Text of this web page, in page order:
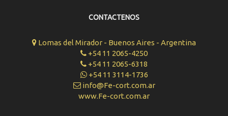
CONTACTENOS
Lomas del Mirador - Buenos Aires - Argentina
+54 11 2065-4250
+54 11 2065-6318
+54 11 3114-1736
info@Fe-cort.com.ar
www.Fe-cort.com.ar